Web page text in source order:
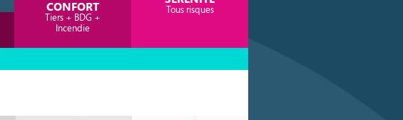
CONFORT
Tiers + BDG +
Incendie
Tous risques